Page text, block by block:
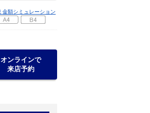
金額シミュレーション
オンラインで
来店予約